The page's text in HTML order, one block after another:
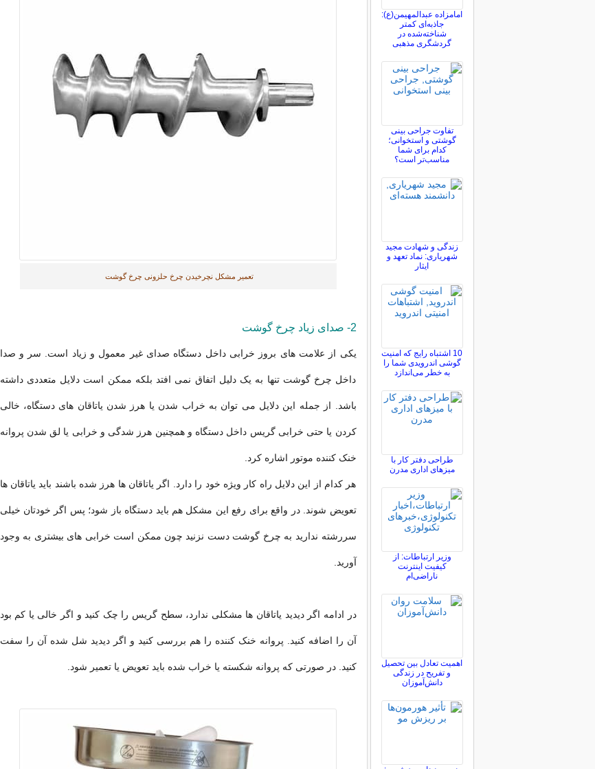
تعمیر مشکل نچرخیدن چرخ حلزونی چرخ گوشت
2- صدای زیاد چرخ گوشت
یکی از علامت های بروز خرابی داخل دستگاه صدای غیر معمول و زیاد است. سر و صدا
داخل چرخ گوشت تنها به یک دلیل اتفاق نمی افتد بلکه ممکن است دلایل متعددی داشته
باشد. از جمله این دلایل می توان به خراب شدن یا هرز شدن یاتاقان های دستگاه، خالی
کردن یا حتی خرابی گریس داخل دستگاه و همچنین هرز شدگی و خرابی یا لق شدن پروانه
خنک کننده موتور اشاره کرد.
هر کدام از این دلایل راه کار ویژه خود را دارد. اگر یاتاقان ها هرز شده باشند باید یاتاقان ها
تعویض شوند. در واقع برای رفع این مشکل هم باید دستگاه باز شود؛ پس اگر خودتان خیلی
سررشته ندارید به چرخ گوشت دست نزنید چون ممکن است خرابی های بیشتری به وجود
آورید.
در ادامه اگر دیدید یاتاقان ها مشکلی ندارد، سطح گریس را چک کنید و اگر خالی یا کم بود
آن را اضافه کنید. پروانه خنک کننده را هم بررسی کنید و اگر دیدید شل شده آن را سفت
کنید. در صورتی که پروانه شکسته یا خراب شده باید تعویض یا تعمیر شود.
امامزاده عبدالمهیمن(ع):
جاذبه‌ای کمتر
شناخته‌شده در
گردشگری مذهبی
تفاوت جراحی بینی
گوشتی و استخوانی؛
کدام برای شما
مناسب‌تر است؟
زندگی و شهادت مجید
شهریاری: نماد تعهد و
ایثار
10 اشتباه رایج که امنیت
گوشی اندرویدی شما را
به خطر می‌اندازد
طراحی دفتر کار با
میزهای اداری مدرن
وزیر ارتباطات: از
کیفیت اینترنت
ناراضی‌ام‌
اهمیت تعادل بین تحصیل
و تفریح در زندگی
دانش‌آموزان